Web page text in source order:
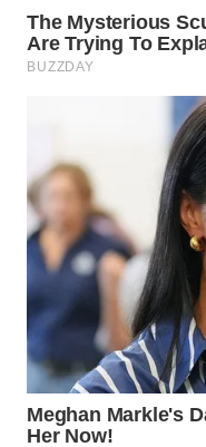
KUNINGAN
WN
SUBANG
WN
SUKABUMI
PURWAKARTA
WN
PRIANGAN